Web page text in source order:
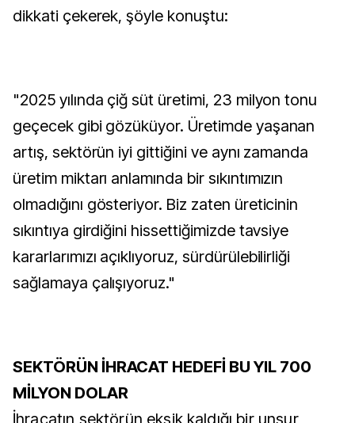
dikkati çekerek, şöyle konuştu:
"2025 yılında çiğ süt üretimi, 23 milyon tonu
geçecek gibi gözüküyor. Üretimde yaşanan
artış, sektörün iyi gittiğini ve aynı zamanda
üretim miktarı anlamında bir sıkıntımızın
olmadığını gösteriyor. Biz zaten üreticinin
sıkıntıya girdiğini hissettiğimizde tavsiye
kararlarımızı açıklıyoruz, sürdürülebilirliği
sağlamaya çalışıyoruz."
SEKTÖRÜN İHRACAT HEDEFİ BU YIL 700
MİLYON DOLAR
İhracatın sektörün eksik kaldığı bir unsur